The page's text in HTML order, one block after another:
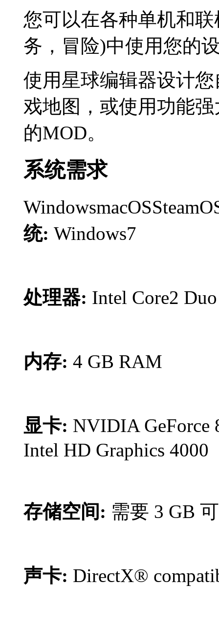
您可以在各种单机和
务，冒险)中使用您的
使用星球编辑器设计
戏地图，或使用功能
的MOD。
系统需求
统: Windows7
处理器: Intel Core2
内存: 4 GB RAM
显卡: NVIDIA GeForce
Intel HD Graphics 4000
存储空间: 需要 3 GB
声卡: DirectX®